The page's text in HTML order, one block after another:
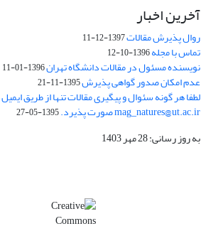
آخرین اخبار
روال پذیرش مقالات1397-12-11
تماس با مجله1396-10-12
نویسنده مسئول در مقالات دانشگاه تهران1396-01-11
عدم امکان صدور گواهی پذیرش1395-11-21
لطفا هر گونه سئوال و پیگیری مقالات تنها از طریق
mag_natures@ut.ac.ir صورت پذیرد. 1395-05-27
به روز رسانی: 28 مهر 1403